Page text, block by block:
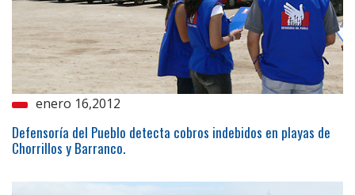
enero 16,2012
Defensoría del Pueblo detecta cobros indebidos en playas de
Chorrillos y Barranco.